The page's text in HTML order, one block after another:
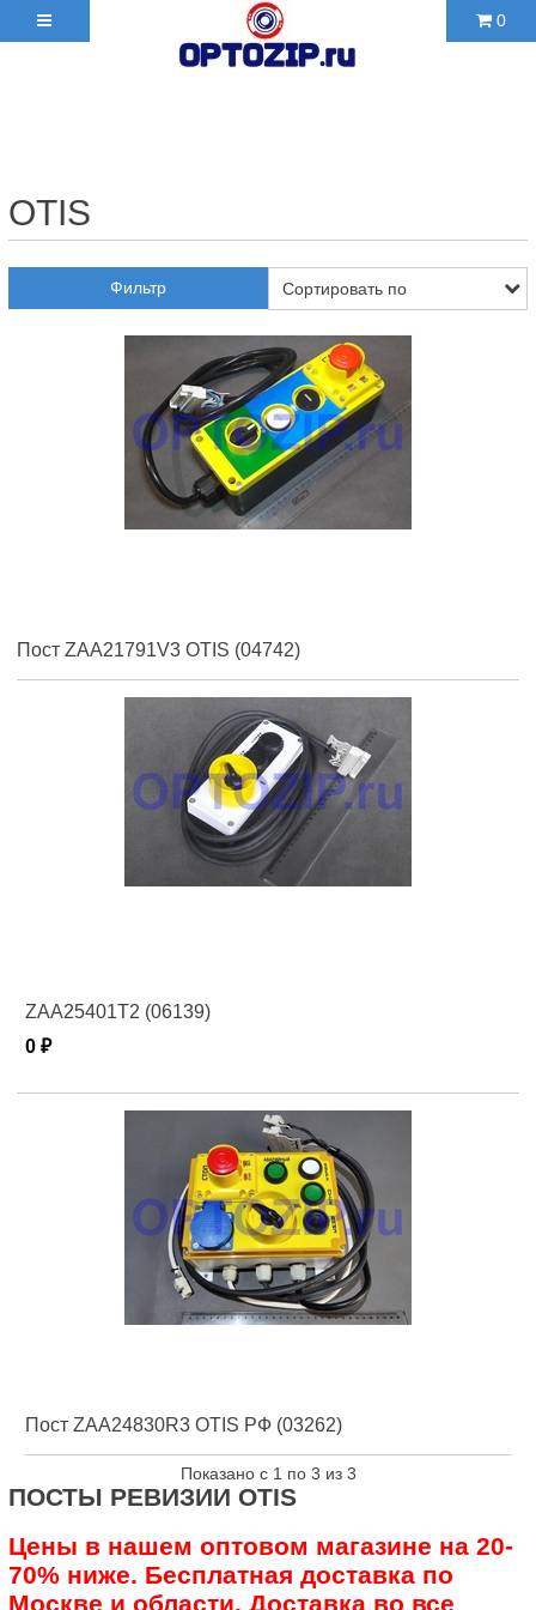
0
OTIS
Фильтр
Пост ZAA21791V3 OTIS (04742)
ZAA25401T2 (06139)
0 ₽
Пост ZAA24830R3 OTIS РФ (03262)
Показано с 1 по 3 из 3
ПОСТЫ РЕВИЗИИ OTIS
Цены в нашем оптовом магазине на 20-
70% ниже. Бесплатная доставка по
Москве и области. Доставка во все